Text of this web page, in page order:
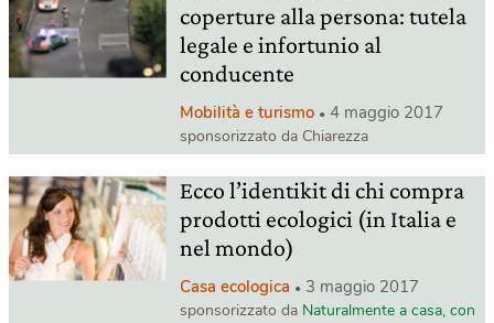
coperture alla persona: tutela
legale e infortunio al
conducente
Mobilità e turismo 4 maggio 2017
sponsorizzato da Chiarezza
Ecco l’identikit di chi compra
prodotti ecologici (in Italia e
nel mondo)
Casa ecologica 3 maggio 2017
sponsorizzato da Naturalmente a casa, con